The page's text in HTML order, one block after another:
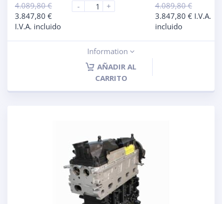
4.089,80€
3.847,80 €
I.V.A. incluido
-
+
4.089,80€
3.847,80 € I.V.A.
incluido
Information
AÑADIR AL
CARRITO